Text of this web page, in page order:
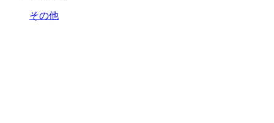
その他